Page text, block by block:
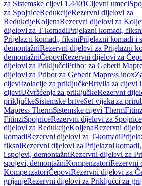
za Sistemske cijevi 1.4401Cijevni umeci
za SpojniceRedukcijeRezervni dijelovi za
RedukcijeKoljenaRezervni dijelovi za
dijelovi za T-komadiPrijelazni komadi, fiksni
Prijelazni komadi, fiksniPrijelazni komadi i
demontažniRezervni dijelovi za Prijelazni
demontažniČepoviRezervni dijelovi za
dijelovi za PriključciPribor za Geberit
dijelovi za Pribor za Geberit Mapress inox
cijeviIzolacije za priključkeBrtvila za cijevi
cijeviUčvršćenja za priključkeRezervni
priključkeSistemske brtveSet vijaka za
Mapress ThermSistemske cijevi Therm
FitinziSpojniceRezervni dijelovi za Spojnice
dijelovi za RedukcijeKoljenaRezervni
komadiRezervni dijelovi za T-komadi
fiksniRezervni dijelovi za Prijelazni
i spojevi, demontažniRezervni dijelovi za
spojevi, demontažniKompenzatoriRezervni
KompenzatoriČepoviRezervni dijelovi za
grijanjeRezervni dijelovi za Priključci za